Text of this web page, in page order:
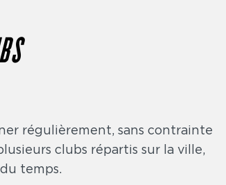
régulièrement, sans contrainte
clubs répartis sur la ville,
temps.